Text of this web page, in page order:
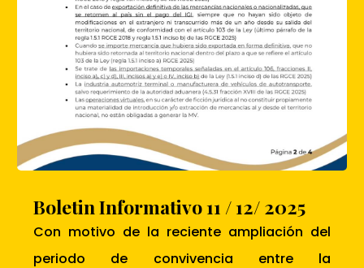
Boletin Informativo 11 / 12/ 2025
Con motivo de la reciente ampliación del
periodo de convivencia entre la